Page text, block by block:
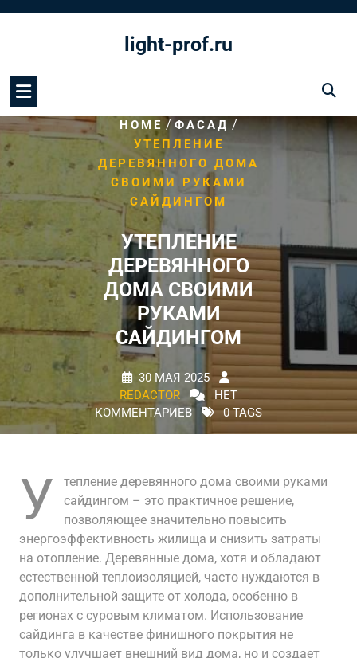
light-prof.ru
HOME / ФАСАД/
УТЕПЛЕНИЕ
ДЕРЕВЯННОГО ДОМА
СВОИМИ РУКАМИ
САЙДИНГОМ
УТЕПЛЕНИЕ
ДЕРЕВЯННОГО
ДОМА СВОИМИ
РУКАМИ
САЙДИНГОМ
30 МАЯ 2025
REDACTOR
НЕТ
КОММЕНТАРИЕВ
0 TAGS
У
тепление деревянного дома своими руками
сайдингом – это практичное решение,
позволяющее значительно повысить
энергоэффективность жилища и снизить затраты
на отопление. Деревянные дома, хотя и обладают
естественной теплоизоляцией, часто нуждаются в
дополнительной защите от холода, особенно в
регионах с суровым климатом. Использование
сайдинга в качестве финишного покрытия не
только улучшает внешний вид дома, но и создает